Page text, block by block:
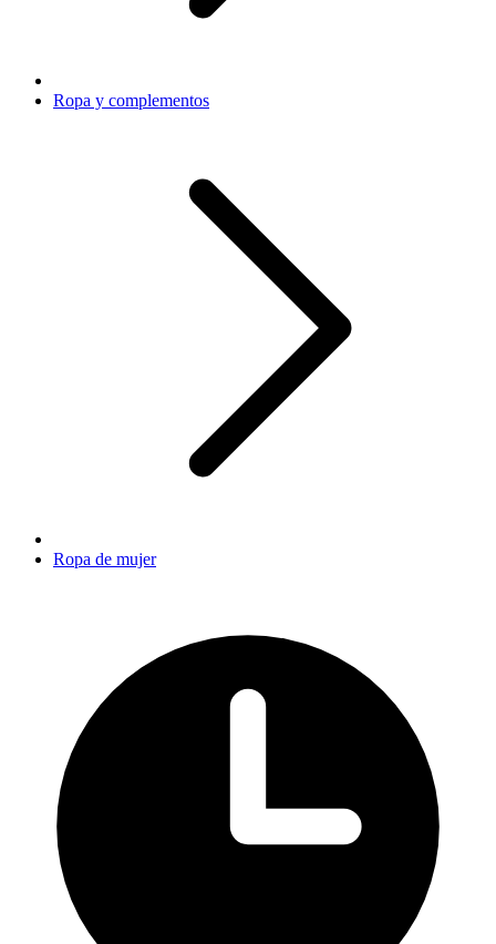
Ropa y complementos
Ropa de mujer